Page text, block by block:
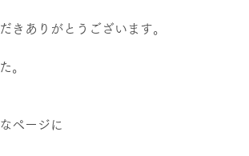
きありがとうございます。
。
ページに